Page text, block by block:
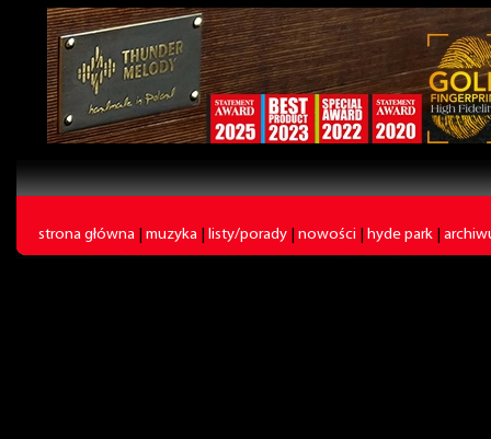
strona główna muzyka listy/porady nowości hyde park